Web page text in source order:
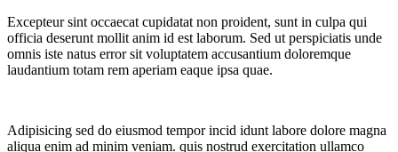
Excepteur sint occaecat cupidatat non proident, sunt in culpa qui
officia deserunt mollit anim id est laborum. Sed ut perspiciatis unde
omnis iste natus error sit voluptatem accusantium doloremque
laudantium totam rem aperiam eaque ipsa quae.
Adipisicing sed do eiusmod tempor incid idunt labore dolore magna
aliqua enim ad minim veniam. quis nostrud exercitation ullamco